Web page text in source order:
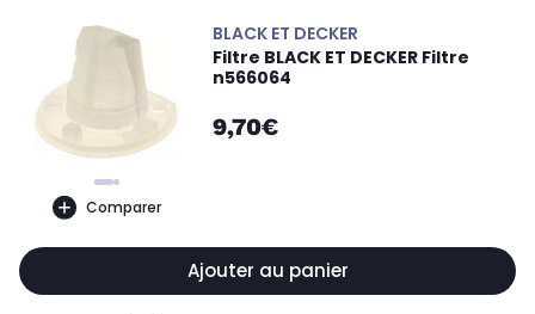
Comparer
BLACK ET DECKER
Filtre BLACK ET DECKER Filtre
n566064
9,70€
Ajouter au panier